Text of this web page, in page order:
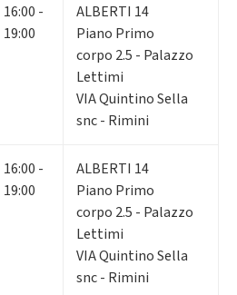
16:00 -
19:00
ALBERTI 14
Piano Primo
corpo 2.5 - Palazzo
Lettimi
VIA Quintino Sella
snc - Rimini
16:00 -
19:00
ALBERTI 14
Piano Primo
corpo 2.5 - Palazzo
Lettimi
VIA Quintino Sella
snc - Rimini